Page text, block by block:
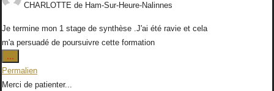
CHARLOTTE de Ham-Sur-Heure-Nalinnes
Je termine mon 1 stage de synthèse .J'ai été ravie et cela
m'a persuadé de poursuivre cette formation
...
cette
boîte
méta.
Permalien
Merci de patienter...